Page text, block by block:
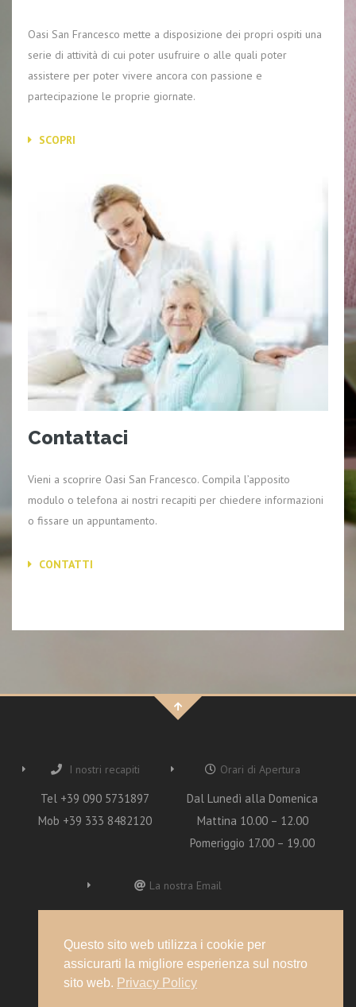
Oasi San Francesco mette a disposizione dei propri ospiti una
serie di attività di cui poter usufruire o alle quali poter
assistere per poter vivere ancora con passione e
partecipazione le proprie giornate.
SCOPRI
Contattaci
Vieni a scoprire Oasi San Francesco. Compila l’apposito
modulo o telefona ai nostri recapiti per chiedere informazioni
o fissare un appuntamento.
CONTATTI
I nostri recapiti
Tel +39 090 5731897
Mob +39 333 8482120
Orari di Apertura
Dal Lunedì alla Domenica
Mattina 10.00 – 12.00
Pomeriggio 17.00 – 19.00
La nostra Email
oasi.francesco@gmail.com
Questo sito web utilizza i cookie per
assicurarti la migliore esperienza sul nostro
sito web. Privacy Policy